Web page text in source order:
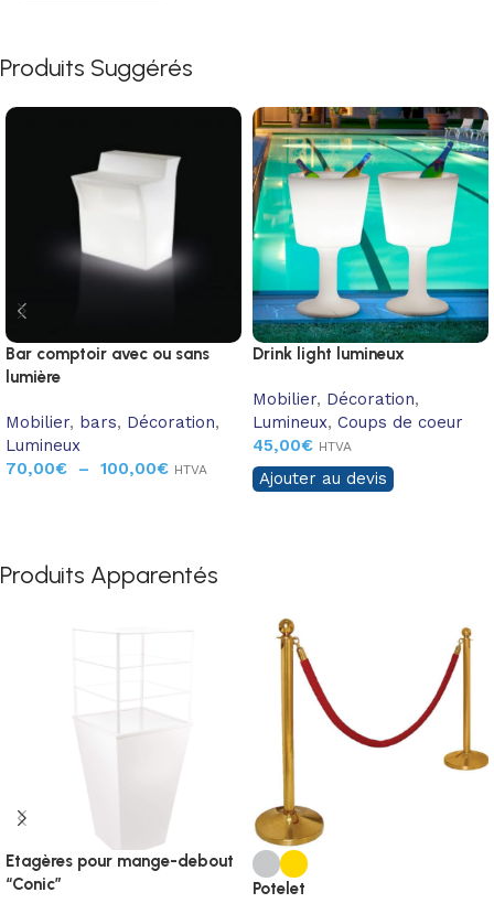
Produits Suggérés
Bar comptoir avec ou sans
lumière
Mobilier, bars, Décoration,
Lumineux
70,00€ – 100,00€ HTVA
Drink light lumineux
Mobilier, Décoration,
Lumineux, Coups de coeur
45,00€ HTVA
Ajouter au devis
Produits Apparentés
Etagères pour mange-debout
“Conic”
Potelet